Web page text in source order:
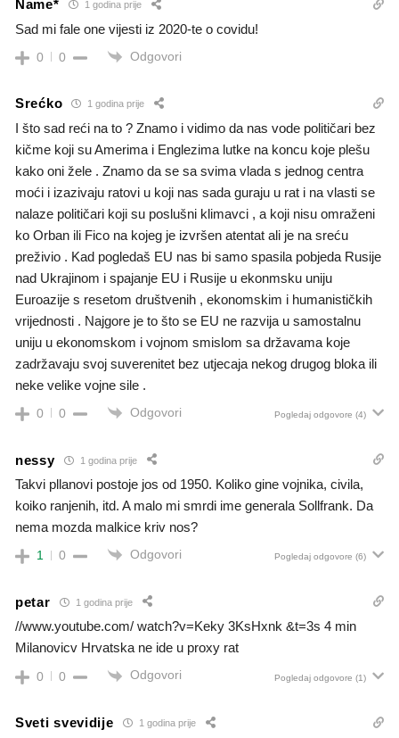
Name* 1 godina prije
Sad mi fale one vijesti iz 2020-te o covidu!
0 0 Odgovori
Srećko 1 godina prije
I što sad reći na to ? Znamo i vidimo da nas vode političari bez
kičme koji su Amerima i Englezima lutke na koncu koje plešu
kako oni žele . Znamo da se sa svima vlada s jednog centra
moći i izazivaju ratovi u koji nas sada guraju u rat i na vlasti se
nalaze političari koji su poslušni klimavci , a koji nisu omraženi
ko Orban ili Fico na kojeg je izvršen atentat ali je na sreću
preživio . Kad pogledaš EU nas bi samo spasila pobjeda Rusije
nad Ukrajinom i spajanje EU i Rusije u ekonmsku uniju
Euroazije s resetom društvenih , ekonomskim i humanističkih
vrijednosti . Najgore je to što se EU ne razvija u samostalnu
uniju u ekonomskom i vojnom smislom sa državama koje
zadržavaju svoj suverenitet bez utjecaja nekog drugog bloka ili
neke velike vojne sile .
0 0 Odgovori Pogledaj odgovore (4)
nessy 1 godina prije
Takvi pllanovi postoje jos od 1950. Koliko gine vojnika, civila,
koiko ranjenih, itd. A malo mi smrdi ime generala Sollfrank. Da
nema mozda malkice kriv nos?
1 0 Odgovori Pogledaj odgovore (6)
petar 1 godina prije
//www.youtube.com/ watch?v=Keky 3KsHxnk &t=3s 4 min
Milanovicv Hrvatska ne ide u proxy rat
0 0 Odgovori Pogledaj odgovore (1)
Sveti svevidije 1 godina prije